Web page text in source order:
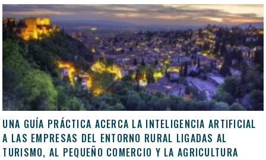
UNA GUÍA PRÁCTICA ACERCA LA INTELIGENCIA ARTIFICIAL
A LAS EMPRESAS DEL ENTORNO RURAL LIGADAS AL
TURISMO, AL PEQUEÑO COMERCIO Y LA AGRICULTURA